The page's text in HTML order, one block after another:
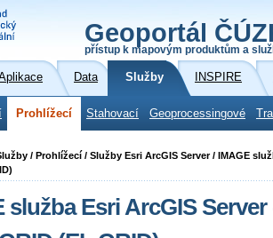
Geoportál
přístup k mapovým produktům a
Data Služby INSPIRE
Prohlížecí Stahovací Geoprocessingové
/ Prohlížecí / Služby Esri ArcGIS Server / IMAGE
služba Esri ArcGIS